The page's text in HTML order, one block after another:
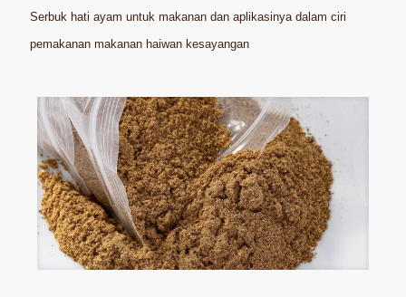
Serbuk hati ayam untuk makanan dan aplikasinya dalam ciri
pemakanan makanan haiwan kesayangan